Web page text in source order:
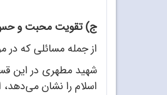
ج) تقویت محبت و
از جمله مسائلی که
شهید مطهری در این
اسلام را نشان